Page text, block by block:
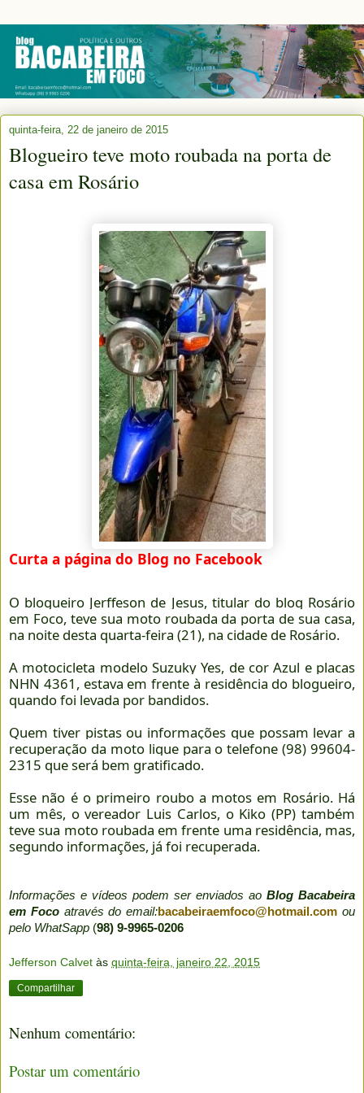
quinta-feira, 22 de janeiro de 2015
Blogueiro teve moto roubada na porta de
casa em Rosário
Curta a página do Blog no Facebook
O blogueiro Jerffeson de Jesus, titular do blog Rosário
em Foco, teve sua moto roubada da porta de sua casa,
na noite desta quarta-feira (21), na cidade de Rosário.
A motocicleta modelo Suzuky Yes, de cor Azul e placas
NHN 4361, estava em frente à residência do blogueiro,
quando foi levada por bandidos.
Quem tiver pistas ou informações que possam levar a
recuperação da moto ligue para o telefone (98) 99604-
2315 que será bem gratificado.
Esse não é o primeiro roubo a motos em Rosário. Há
um mês, o vereador Luis Carlos, o Kiko (PP) também
teve sua moto roubada em frente uma residência, mas,
segundo informações, já foi recuperada.
Informações e vídeos podem ser enviados ao Blog Bacabeira
em Focoatravés do email:bacabeiraemfoco@hotmail.com ou
pelo WhatSapp (98) 9-9965-0206
Jefferson Calvet às quinta-feira, janeiro 22, 2015
Compartilhar
Nenhum comentário:
Postar um comentário